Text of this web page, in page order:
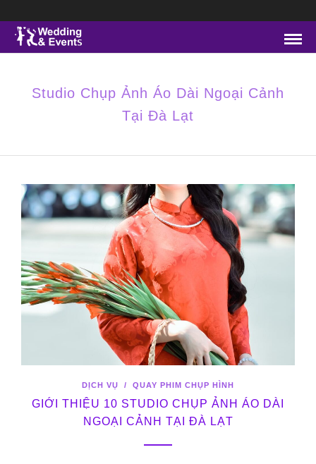
Studio Chụp Ảnh Áo Dài Ngoại Cảnh
Tại Đà Lạt
DỊCH VỤ / QUAY PHIM CHỤP HÌNH
GIỚI THIỆU 10 STUDIO CHỤP ẢNH ÁO DÀI
NGOẠI CẢNH TẠI ĐÀ LẠT